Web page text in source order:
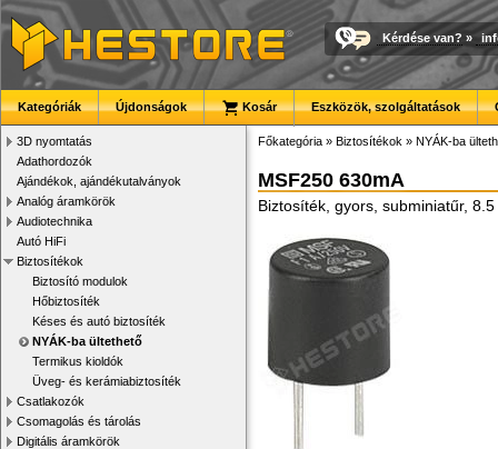
Kérdése van? »
Kategóriák Újdonságok Kosár Eszközök, szolgáltatások
3D nyomtatás
Adathordozók
Ajándékok, ajándékutalványok
Analóg áramkörök
Audiotechnika
Autó HiFi
Biztosítékok
Biztosító modulok
Hőbiztosíték
Késes és autó biztosíték
NYÁK-ba ültethető
Termikus kioldók
Üveg- és kerámiabiztosíték
Csatlakozók
Csomagolás és tárolás
Digitális áramkörök
Főkategória » Biztosítékok » NYÁK-ba
MSF250 630mA
Biztosíték, gyors, subminiatűr,